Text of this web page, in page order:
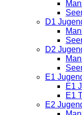
D1
D2
E1
E1
E1
E2